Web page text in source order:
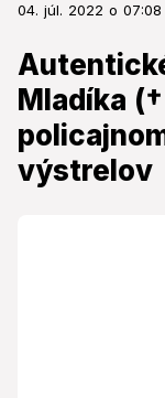
04. júl. 2022 o 07:08
Mladíka
výstrelov
Autentické
Mladíka
výstrelov
Video nie je